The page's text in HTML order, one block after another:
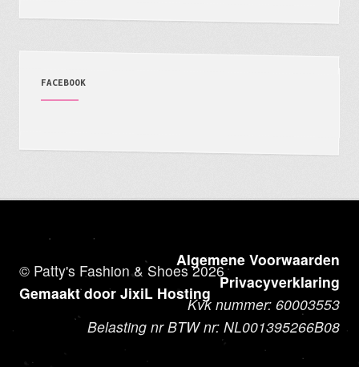
FACEBOOK
© Patty's Fashion & Shoes 2026
Gemaakt door JixiL Hosting
Algemene Voorwaarden
Privacyverklaring
Kvk nummer: 60003553
Belasting nr BTW nr: NL001395266B08